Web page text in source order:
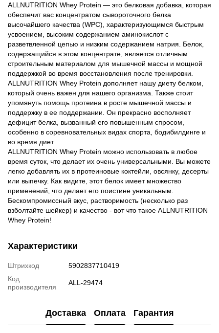
ALLNUTRITION Whey Protein — это белковая добавка, которая
обеспечит вас концентратом сывороточного белка
высочайшего качества (WPC), характеризующимся быстрым
усвоением, высоким содержанием аминокислот с
разветвленной цепью и низким содержанием натрия. Белок,
содержащийся в этом концентрате, является отличным
строительным материалом для мышечной массы и мощной
поддержкой во время восстановления после тренировки.
ALLNUTRITION Whey Protein дополняет нашу диету белком,
который очень важен для нашего организма. Также стоит
упомянуть помощь протеина в росте мышечной массы и
поддержку в ее поддержании. Он прекрасно восполняет
дефицит белка, вызванный его повышенным спросом,
особенно в соревновательных видах спорта, бодибилдинге и
во время диет.
ALLNUTRITION Whey Protein можно использовать в любое
время суток, что делает их очень универсальными. Вы можете
легко добавлять их в протеиновые коктейли, овсянку, десерты
или выпечку. Как видите, этот белок имеет множество
применений, что делает его поистине уникальным.
Бескомпромиссный вкус, растворимость (несколько раз
взболтайте шейкер) и качество - вот что такое ALLNUTRITION
Whey Protein!
Характеристики
Штрихкод
5902837710419
Код
производителя
ALL-29474
Доставка Оплата Гарантия